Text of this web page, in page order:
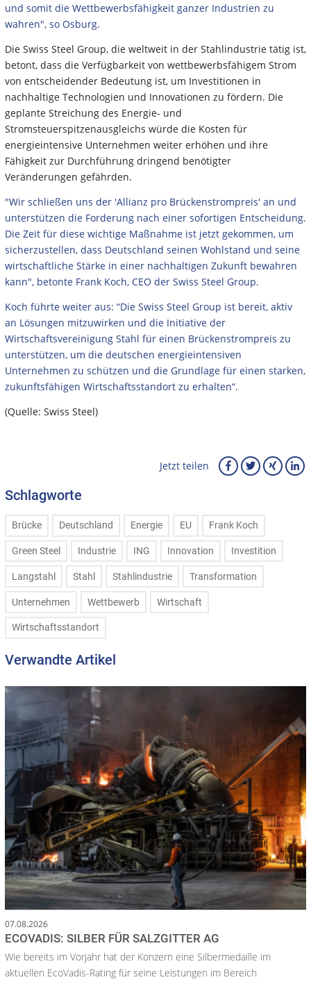
und somit die Wettbewerbsfähigkeit ganzer Industrien zu
wahren", so Osburg.
Die Swiss Steel Group, die weltweit in der Stahlindustrie tätig ist,
betont, dass die Verfügbarkeit von wettbewerbsfähigem Strom
von entscheidender Bedeutung ist, um Investitionen in
nachhaltige Technologien und Innovationen zu fördern. Die
geplante Streichung des Energie- und
Stromsteuerspitzenausgleichs würde die Kosten für
energieintensive Unternehmen weiter erhöhen und ihre
Fähigkeit zur Durchführung dringend benötigter
Veränderungen gefährden.
"Wir schließen uns der 'Allianz pro Brückenstrompreis' an und
unterstützen die Forderung nach einer sofortigen Entscheidung.
Die Zeit für diese wichtige Maßnahme ist jetzt gekommen, um
sicherzustellen, dass Deutschland seinen Wohlstand und seine
wirtschaftliche Stärke in einer nachhaltigen Zukunft bewahren
kann", betonte Frank Koch, CEO der Swiss Steel Group.
Koch führte weiter aus: “Die Swiss Steel Group ist bereit, aktiv
an Lösungen mitzuwirken und die Initiative der
Wirtschaftsvereinigung Stahl für einen Brückenstrompreis zu
unterstützen, um die deutschen energieintensiven
Unternehmen zu schützen und die Grundlage für einen starken,
zukunftsfähigen Wirtschaftsstandort zu erhalten“.
(Quelle: Swiss Steel)
Jetzt teilen
Schlagworte
Brücke Deutschland Energie EU Frank Koch
Green Steel Industrie ING Innovation Investition
Langstahl Stahl Stahlindustrie Transformation
Unternehmen Wettbewerb Wirtschaft
Wirtschaftsstandort
Verwandte Artikel
07.08.2026
ECOVADIS: SILBER FÜR SALZGITTER AG
Wie bereits im Vorjahr hat der Konzern eine Silbermedaille im
aktuellen EcoVadis-Rating für seine Leistungen im Bereich